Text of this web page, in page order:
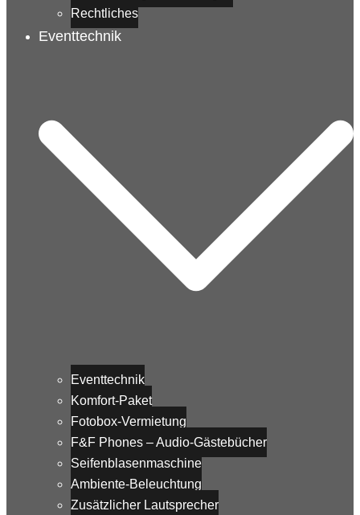
Rechtliches
Eventtechnik
Eventtechnik
Komfort-Paket
Fotobox-Vermietung
F&F Phones – Audio-Gästebücher
Seifenblasenmaschine
Ambiente-Beleuchtung
Zusätzlicher Lautsprecher